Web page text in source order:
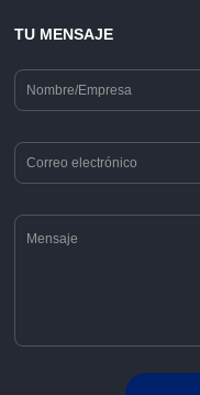
TU MENSAJE